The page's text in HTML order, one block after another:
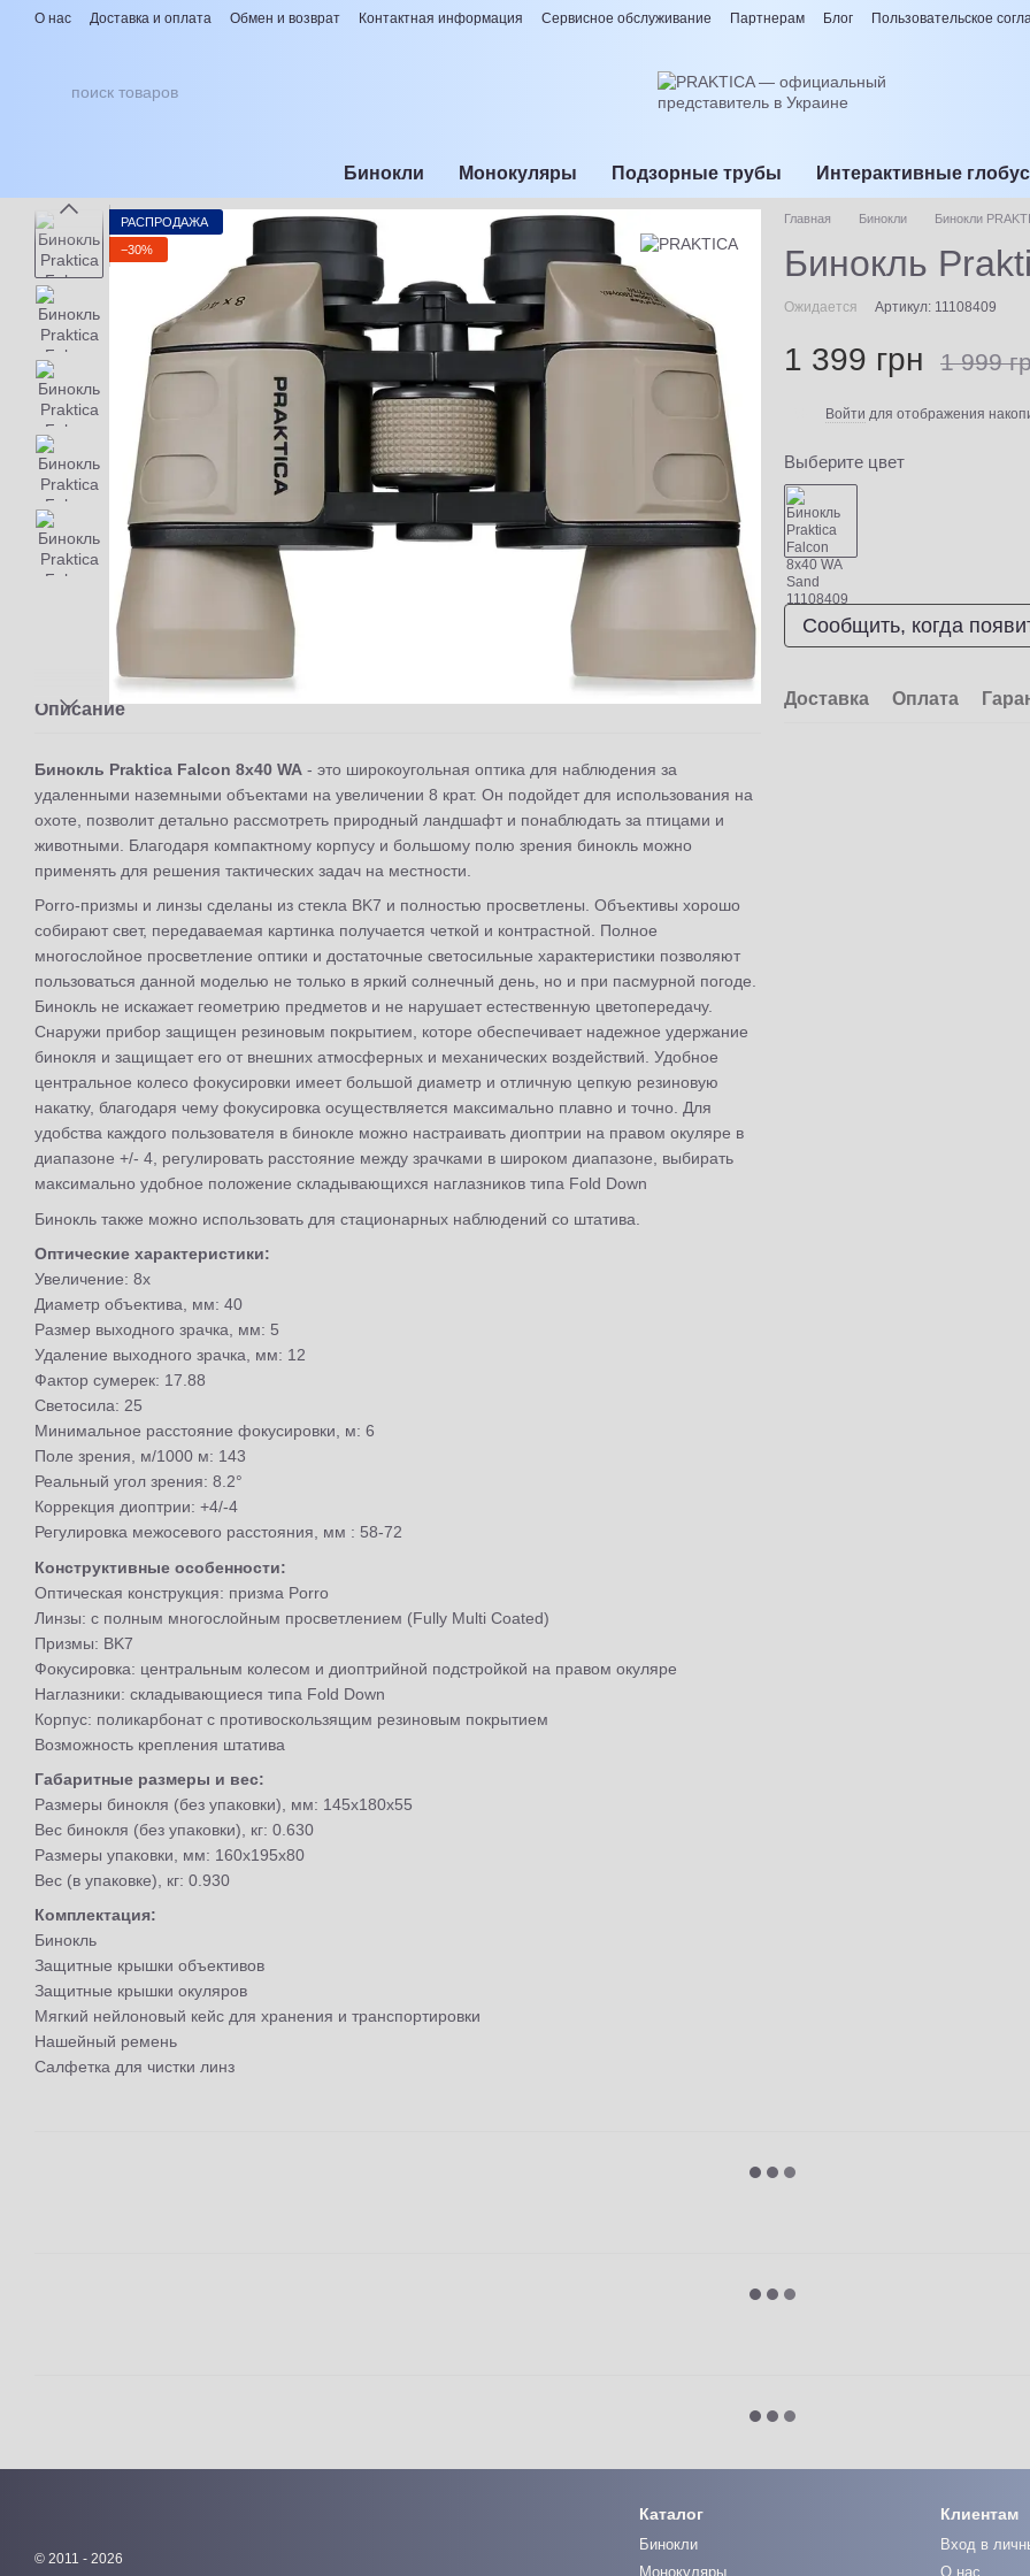
Перейти к основному контенту
О нас Доставка и оплата Обмен и возврат Контактная информация Сервисное обслуживание Партнерам Блог Пользовательское
Бинокли Монокуляры Подзорные трубы Интерактивные
РАСПРОДАЖА
−30%
Описание
Бинокль Praktica Falcon 8x40 WA - это широкоугольная оптика для наблюдения за
удаленными наземными объектами на увеличении 8 крат. Он подойдет для использования на
охоте, позволит детально рассмотреть природный ландшафт и понаблюдать за птицами и
животными. Благодаря компактному корпусу и большому полю зрения бинокль можно
применять для решения тактических задач на местности.
Porro-призмы и линзы сделаны из стекла BK7 и полностью просветлены. Объективы хорошо
собирают свет, передаваемая картинка получается четкой и контрастной. Полное
многослойное просветление оптики и достаточные светосильные характеристики позволяют
пользоваться данной моделью не только в яркий солнечный день, но и при пасмурной погоде.
Бинокль не искажает геометрию предметов и не нарушает естественную цветопередачу.
Снаружи прибор защищен резиновым покрытием, которе обеспечивает надежное удержание
бинокля и защищает его от внешних атмосферных и механических воздействий. Удобное
центральное колесо фокусировки имеет большой диаметр и отличную цепкую резиновую
накатку, благодаря чему фокусировка осуществляется максимально плавно и точно. Для
удобства каждого пользователя в бинокле можно настраивать диоптрии на правом окуляре в
диапазоне +/- 4, регулировать расстояние между зрачками в широком диапазоне, выбирать
максимально удобное положение складывающихся наглазников типа Fold Down
Бинокль также можно использовать для стационарных наблюдений со штатива.
Оптические характеристики:
Увеличение: 8x
Диаметр объектива, мм: 40
Размер выходного зрачка, мм: 5
Удаление выходного зрачка, мм: 12
Фактор сумерек: 17.88
Светосила: 25
Минимальное расстояние фокусировки, м: 6
Поле зрения, м/1000 м: 143
Реальный угол зрения: 8.2°
Коррекция диоптрии: +4/-4
Регулировка межосевого расстояния, мм : 58-72
Конструктивные особенности:
Оптическая конструкция: призма Porro
Линзы: с полным многослойным просветлением (Fully Multi Coated)
Призмы: BK7
Фокусировка: центральным колесом и диоптрийной подстройкой на правом окуляре
Наглазники: складывающиеся типа Fold Down
Корпус: поликарбонат с противоскользящим резиновым покрытием
Возможность крепления штатива
Габаритные размеры и вес:
Размеры бинокля (без упаковки), мм: 145x180x55
Вес бинокля (без упаковки), кг: 0.630
Размеры упаковки, мм: 160x195x80
Вес (в упаковке), кг: 0.930
Комплектация:
Бинокль
Защитные крышки объективов
Защитные крышки окуляров
Мягкий нейлоновый кейс для хранения и транспортировки
Нашейный ремень
Салфетка для чистки линз
Главная Бинокли Бинокли
Бинокль
Ожидается Артикул: 11108409
1 399 грн 1 999
Войти для отображения
Выберите цвет
Сообщить, когда
Доставка Оплата
© 2011 - 2026
Каталог
Бинокли
Монокуляры
Клиентам
Вход в
О нас